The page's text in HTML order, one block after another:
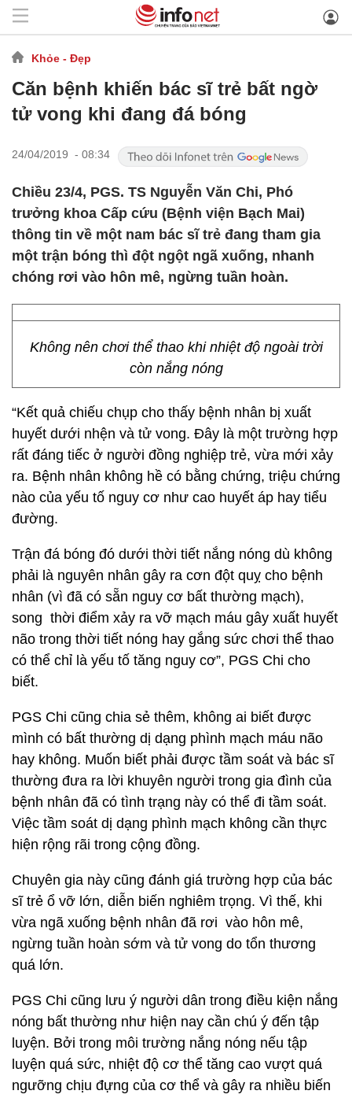
Khỏe - Đẹp
Căn bệnh khiến bác sĩ trẻ bất ngờ
tử vong khi đang đá bóng
24/04/2019 - 08:34
Chiều 23/4, PGS. TS Nguyễn Văn Chi, Phó
trưởng khoa Cấp cứu (Bệnh viện Bạch Mai)
thông tin về một nam bác sĩ trẻ đang tham gia
một trận bóng thì đột ngột ngã xuống, nhanh
chóng rơi vào hôn mê, ngừng tuần hoàn.
Không nên chơi thể thao khi nhiệt độ ngoài trời
còn nắng nóng
“Kết quả chiếu chụp cho thấy bệnh nhân bị xuất
huyết dưới nhện và tử vong. Đây là một trường hợp
rất đáng tiếc ở người đồng nghiệp trẻ, vừa mới xảy
ra. Bệnh nhân không hề có bằng chứng, triệu chứng
nào của yếu tố nguy cơ như cao huyết áp hay tiểu
đường.
Trận đá bóng đó dưới thời tiết nắng nóng dù không
phải là nguyên nhân gây ra cơn đột quỵ cho bệnh
nhân (vì đã có sẵn nguy cơ bất thường mạch),
song thời điểm xảy ra vỡ mạch máu gây xuất huyết
não trong thời tiết nóng hay gắng sức chơi thể thao
có thể chỉ là yếu tố tăng nguy cơ”, PGS Chi cho
biết.
PGS Chi cũng chia sẻ thêm, không ai biết được
mình có bất thường dị dạng phình mạch máu não
hay không. Muốn biết phải được tầm soát và bác sĩ
thường đưa ra lời khuyên người trong gia đình của
bệnh nhân đã có tình trạng này có thể đi tầm soát.
Việc tầm soát dị dạng phình mạch không cần thực
hiện rộng rãi trong cộng đồng.
Chuyên gia này cũng đánh giá trường hợp của bác
sĩ trẻ ổ vỡ lớn, diễn biến nghiêm trọng. Vì thế, khi
vừa ngã xuống bệnh nhân đã rơi vào hôn mê,
ngừng tuần hoàn sớm và tử vong do tổn thương
quá lớn.
PGS Chi cũng lưu ý người dân trong điều kiện nắng
nóng bất thường như hiện nay cần chú ý đến tập
luyện. Bởi trong môi trường nắng nóng nếu tập
luyện quá sức, nhiệt độ cơ thể tăng cao vượt quá
ngưỡng chịu đựng của cơ thể và gây ra nhiều biến